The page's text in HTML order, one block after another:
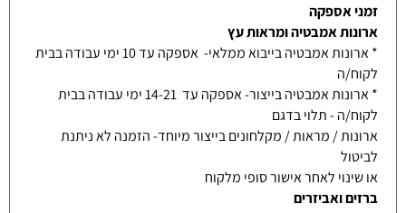
זמני אספקה
ארונות אמבטיה ומראות עץ
* ארונות אמבטיה בייבוא ממלאי- אספקה עד 10 ימי עבודה בבית
לקוח/ה
* ארונות אמבטיה בייצור- אספקה עד 14-21 ימי עבודה בבית
לקוח/ה - תלוי בדגם
ארונות / מראות / מקלחונים בייצור מיוחד- הזמנה לא ניתנת
לביטול
או שינוי לאחר אישור סופי מלקוח
ברזים ואביזרים